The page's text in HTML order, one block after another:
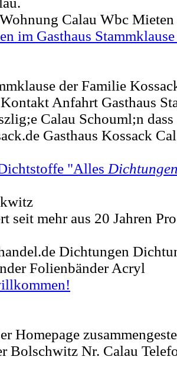
Calau Wbc
im Gasthaus
der Familie
Anfahrt Gasthaus
Calau Schouml;n dass
Gasthaus Kossack
"Alles
seit mehr aus 20 Jahren
Dichtungen
Folienbänder Acryl
Homepage
Bolschwitz Nr. Calau